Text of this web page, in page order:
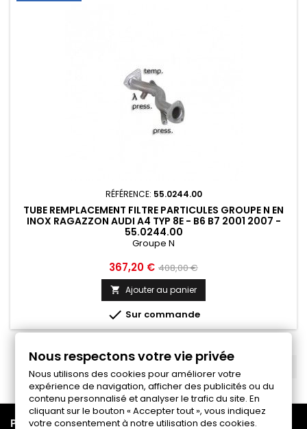
RÉFÉRENCE: 55.0244.00
TUBE REMPLACEMENT FILTRE PARTICULES GROUPE N EN
INOX RAGAZZON AUDI A4 TYP 8E - B6 B7 2001 2007 -
55.0244.00
Groupe N
Prix
367,20 € Prix
de
base
408,00 €
 Ajouter au panier
 Sur commande
PRODUITS
Nous respectons votre vie privée
Nous utilisons des cookies pour améliorer votre
expérience de navigation, afficher des publicités ou du
contenu personnalisé et analyser le trafic du site. En
cliquant sur le bouton « Accepter tout », vous indiquez
votre consentement à notre utilisation des cookies.